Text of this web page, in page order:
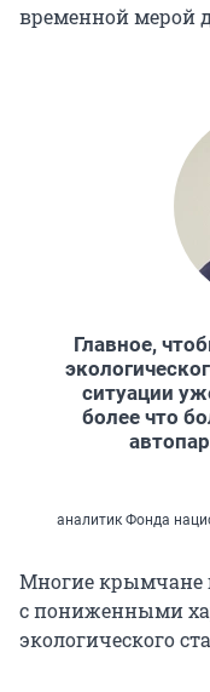
временной мерой
Главное,
ситуации
более что
аналитик Фонда
Многие крымчане
с пониженными
экологического